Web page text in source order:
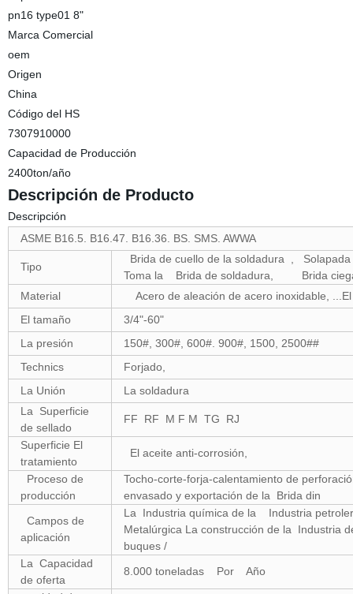
pn16 type01 8"
Marca Comercial
oem
Origen
China
Código del HS
7307910000
Capacidad de Producción
2400ton/año
Descripción de Producto
Descripción
ASME B16.5. B16.47. B16.36. BS. SMS. AWWA
Tipo
Brida de cuello de la soldadura ,
Toma la Brida de soldadura, Brida
Material
Acero de aleación de acero inoxidable,
El tamaño
3/4"-60"
La presión
150#, 300#, 600#. 900#, 1500, 2500##
Technics
Forjado,
La Unión
La soldadura
La Superficie
de sellado
FF RF M F M TG RJ
Superficie El
tratamiento
El aceite anti-corrosión,
Proceso de
producción
Tocho-corte-forja-calentamiento de
envasado y exportación de la Brida din
Campos de
aplicación
La Industria química de la Industria
Metalúrgica La construcción de la Industria
buques /
La Capacidad
de oferta
8.000 toneladas Por Año